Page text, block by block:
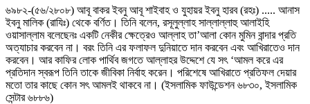
৬৯৮২-(৫৬/২৮০৮) আবূ বাকর ইবনু আবূ শাইবাহ ও যুহায়র ইবনু হারব (রহঃ) ..... আনাস
ইবনু মালিক (রাযিঃ) থেকে বর্ণিত। তিনি বলেন, রসূলুল্লাহ সাল্লাল্লাহু আলাইহি
ওয়াসাল্লাম বলেছেনঃ একটি নেকীর ক্ষেত্রেও আল্লাহ তা’আলা কোন মুমিন বান্দার প্রতি
অত্যাচার করবেন না। বরং তিনি এর ফলাফল দুনিয়াতে দান করবেন এবং আখিরাতেও দান
করবেন। আর কাফির লোক পার্থিব জগতে আল্লাহর উদ্দেশে যে সৎ ‘আমল করে এর
প্রতিদান স্বরূপ তিনি তাকে জীবিকা নির্বাহ করেন। পরিশেষে আখিরাতে প্রতিফল দেয়ার
মতো তার কাছে কোন সৎ আমলই থাকবে না। (ইসলামিক ফাউন্ডেশন ৬৮৩০, ইসলামিক
সেন্টার ৬৮৮৬)